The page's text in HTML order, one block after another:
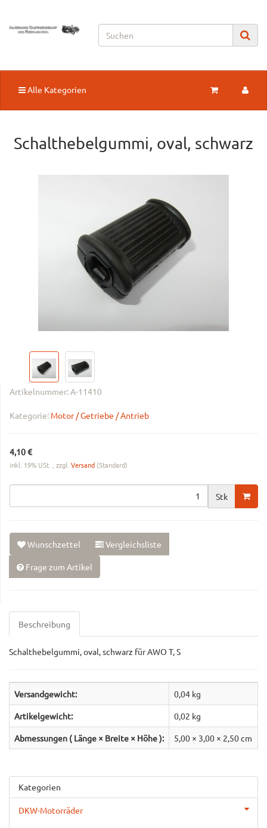
Alle Kategorien
Schalthebelgummi, oval, schwarz
Artikelnummer:A-11410
Kategorie: Motor / Getriebe / Antrieb
4,10 €
inkl. 19% USt. , zzgl. Versand (Standard)
Stk
Wunschzettel Vergleichsliste
Frage zum Artikel
Beschreibung
Schalthebelgummi, oval, schwarz für AWO T, S
Versandgewicht: 0,04 kg
Artikelgewicht: 0,02 kg
Abmessungen ( Länge × Breite × Höhe ): 5,00 × 3,00 × 2,50 cm
Kategorien
DKW-Motorräder